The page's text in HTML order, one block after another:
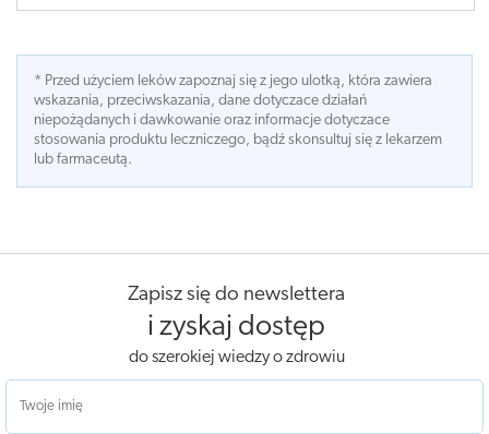
* Przed użyciem leków zapoznaj się z jego ulotką, która zawiera
wskazania, przeciwskazania, dane dotyczace działań
niepożądanych i dawkowanie oraz informacje dotyczace
stosowania produktu leczniczego, bądź skonsultuj się z lekarzem
lub farmaceutą.
Zapisz się do newslettera
i zyskaj dostęp
do szerokiej wiedzy o zdrowiu